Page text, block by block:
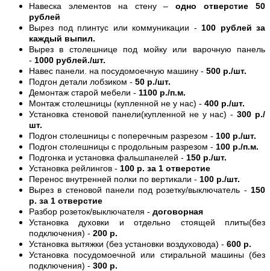
Навеска элементов на стену –одно отверстие 50
рублей
Вырез под плинтус или коммуникации - 100 рублей за
каждый выпил.
Вырез в столешнице под мойку или варочную панель
- 1000 рублей./шт.
Навес панели. на посудомоечную машину - 500 р./шт.
Подгон детали лобзиком - 50 р./шт.
Демонтаж старой мебели - 1100 р./п.м.
Монтаж столешницы (купленной не у нас) - 400 р./шт.
Установка стеновой панели(купленной не у нас) -300 р./
шт.
Подгон столешницы с поперечным разрезом - 100 р./шт.
Подгон столешницы с продольным разрезом - 100 р./п.м.
Подгонка и установка фальшпанелей - 150 р./шт.
Установка рейлингов - 100 р. за 1 отверстие
Перенос внутренней полки по вертикали - 100 р./шт.
Вырез в стеновой панели под розетку/выключатель - 150
р. за 1 отверстие
Разбор розеток/выключателя - договорная
Установка духовки и отдельно стоящей плиты(без
подключения) - 200 р.
Установка вытяжки (без установки воздуховода) - 600 р.
Установка посудомоечной или стиральной машины (без
подключения) - 300 р.